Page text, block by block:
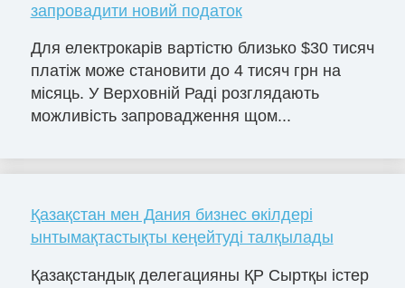
запровадити новий податок
Для електрокарів вартістю близько $30 тисяч
платіж може становити до 4 тисяч грн на
місяць. У Верховній Раді розглядають
можливість запровадження щом...
Қазақстан мен Дания бизнес өкілдері
ынтымақтастықты кеңейтуді талқылады
Қазақстандық делегацияны ҚР Сыртқы істер